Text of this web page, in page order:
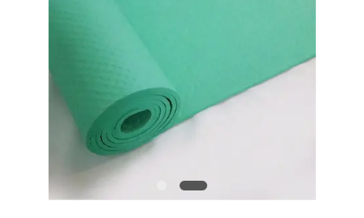
साइटमैप
PRIVACY
POLICY